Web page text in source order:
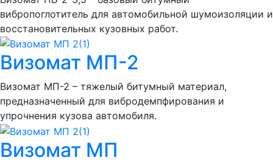
вибропоглотитель для автомобильной шумоизоляции и
восстановительных кузовных работ.
Визомат МП-2
Визомат МП-2 – тяжелый битумный материал,
предназначенный для вибродемпфирования и
упрочнения кузова автомобиля.
Визомат МП